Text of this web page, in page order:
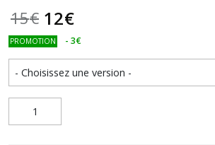
15€ 12€
PROMOTION - 3€